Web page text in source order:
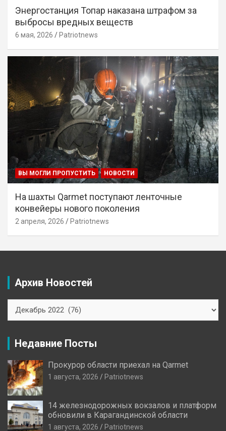
Энергостанция Топар наказана штрафом за
выбросы вредных веществ
6 мая, 2026 Patriotnews
ВЫ МОГЛИ ПРОПУСТИТЬ НОВОСТИ
На шахты Qarmet поступают ленточные
конвейеры нового поколения
2 апреля, 2026 Patriotnews
Архив Новостей
Новостей
Недавние Посты
Прокурор области приехал на Qarmet
1 августа, 2026 Patriotnews
14 железнодорожных вокзалов и платформ
обновили в Карагандинской области
1 августа, 2026 Patriotnews